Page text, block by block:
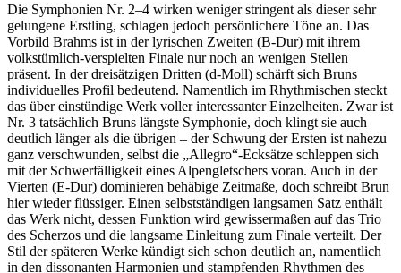
Die Symphonien Nr. 2–4 wirken weniger stringent als dieser sehr
gelungene Erstling, schlagen jedoch persönlichere Töne an. Das
Vorbild Brahms ist in der lyrischen Zweiten (B-Dur) mit ihrem
volkstümlich-verspielten Finale nur noch an wenigen Stellen
präsent. In der dreisätzigen Dritten (d-Moll) schärft sich Bruns
individuelles Profil bedeutend. Namentlich im Rhythmischen steckt
das über einstündige Werk voller interessanter Einzelheiten. Zwar ist
Nr. 3 tatsächlich Bruns längste Symphonie, doch klingt sie auch
deutlich länger als die übrigen – der Schwung der Ersten ist nahezu
ganz verschwunden, selbst die „Allegro“-Ecksätze schleppen sich
mit der Schwerfälligkeit eines Alpengletschers voran. Auch in der
Vierten (E-Dur) dominieren behäbige Zeitmaße, doch schreibt Brun
hier wieder flüssiger. Einen selbstständigen langsamen Satz enthält
das Werk nicht, dessen Funktion wird gewissermaßen auf das Trio
des Scherzos und die langsame Einleitung zum Finale verteilt. Der
Stil der späteren Werke kündigt sich schon deutlich an, namentlich
in den dissonanten Harmonien und stampfenden Rhythmen des